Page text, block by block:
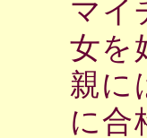
マイ
女を
親に
に合